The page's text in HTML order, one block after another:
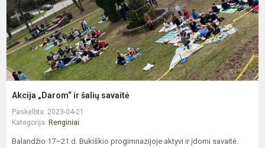
Akcija „Darom“ ir šalių savaitė
Paskelbta: 2023-04-21
Kategorija: Renginiai
Balandžio 17–21 d. Bukiškio progimnazijoje aktyvi ir įdomi savaitė.